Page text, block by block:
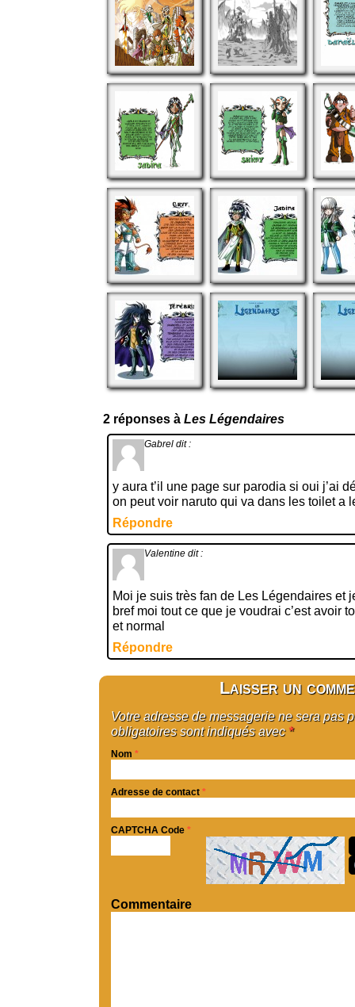
2 réponses à Les Légendaires
Gabrel dit :
y aura t’il une page sur parodia si oui j’ai
on peut voir naruto qui va dans les toilet a
Répondre
Valentine dit :
Moi je suis très fan de Les Légendaires et
bref moi tout ce que je voudrai c’est avoir
et normal
Répondre
Laisser un
Votre adresse de messagerie ne sera pas
obligatoires sont indiqués avec *
Nom *
Adresse de contact *
CAPTCHA Code *
Commentaire